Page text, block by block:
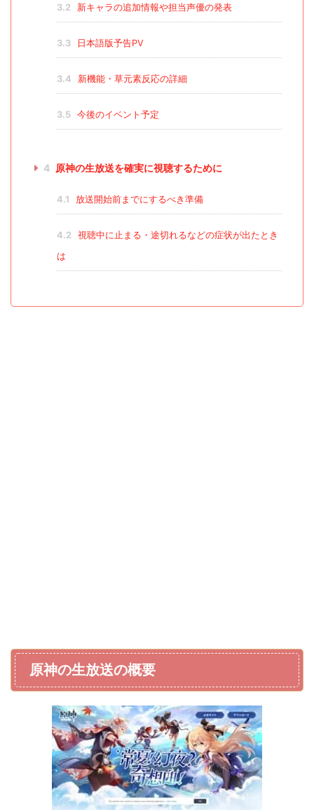
3.2 新キャラの追加情報や担当声優の発表
3.3 日本語版予告PV
3.4 新機能・草元素反応の詳細
3.5 今後のイベント予定
4 原神の生放送を確実に視聴するために
4.1 放送開始前までにするべき準備
4.2
視聴中に止まる・途切れるなどの症状が出たとき
は
原神の生放送の概要